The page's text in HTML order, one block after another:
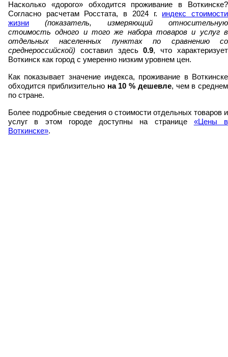
Насколько «дорого» обходится проживание в Воткинске?
Согласно расчетам Росстата, в 2024 г. индекс стоимости
жизни (показатель, измеряющий относительную
стоимость одного и того же набора товаров и услуг в
отдельных населенных пунктах по сравнению со
среднероссийской) составил здесь0.9, что характеризует
Воткинск как город с умеренно низким уровнем цен.
Как показывает значение индекса, проживание в Воткинске
обходится приблизительнона 10 % дешевле, чем в среднем
по стране.
Более подробные сведения о стоимости отдельных товаров и
услуг в этом городе доступны на странице «Цены в
Воткинске».